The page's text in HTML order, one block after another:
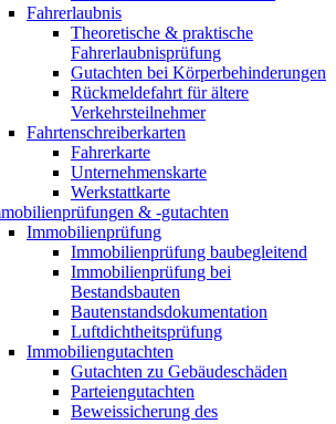
Fahrerlaubnis
Theoretische & praktische
Fahrerlaubnisprüfung
Gutachten bei Körperbehinderungen
Rückmeldefahrt für ältere
Verkehrsteilnehmer
Fahrtenschreiberkarten
Fahrerkarte
Unternehmenskarte
Werkstattkarte
& -gutachten
Immobilienprüfung
Immobilienprüfung baubegleitend
Immobilienprüfung bei
Bestandsbauten
Bautenstandsdokumentation
Luftdichtheitsprüfung
Immobiliengutachten
Gutachten zu Gebäudeschäden
Parteiengutachten
Beweissicherung des